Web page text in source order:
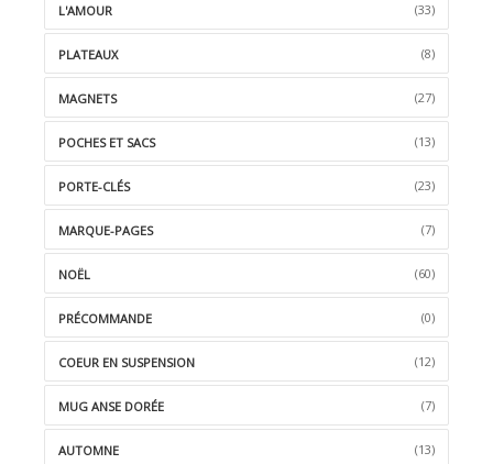
L'AMOUR (33)
PLATEAUX (8)
MAGNETS (27)
POCHES ET SACS (13)
PORTE-CLÉS (23)
MARQUE-PAGES (7)
NOËL (60)
PRÉCOMMANDE (0)
COEUR EN SUSPENSION (12)
MUG ANSE DORÉE (7)
AUTOMNE (13)